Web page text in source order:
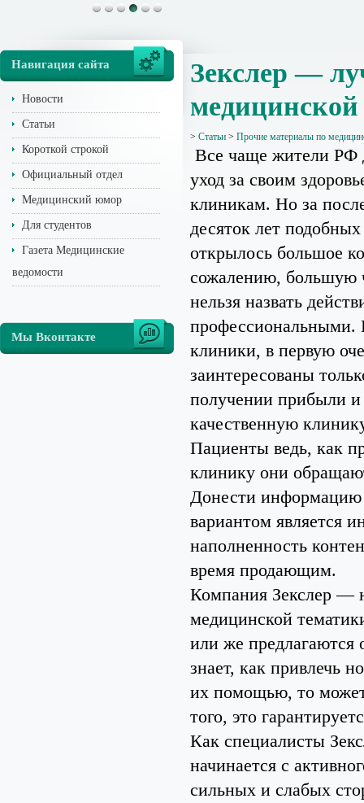
Навигация сайта
Новости
Статьи
Короткой строкой
Официальный отдел
Медицинский юмор
Для студентов
Газета Медицинские
ведомости
Мы Вконтакте
Зекслер —
> Статьи > Прочие материалы по
Все чаще жители РФ
уход за своим
клиникам. Но за
десяток лет
открылось большое
сожалению, большую
нельзя назвать
профессиональными.
клиники, в первую
заинтересованы
получении прибыли
качественную
Пациенты ведь, как
клинику они
Донести информацию
вариантом является
наполненность
время продающим.
Компания Зекслер —
медицинской
или же предлагаются
знает, как привлечь
их помощью, то может
того, это
Как специалисты
начинается с
сильных и слабых